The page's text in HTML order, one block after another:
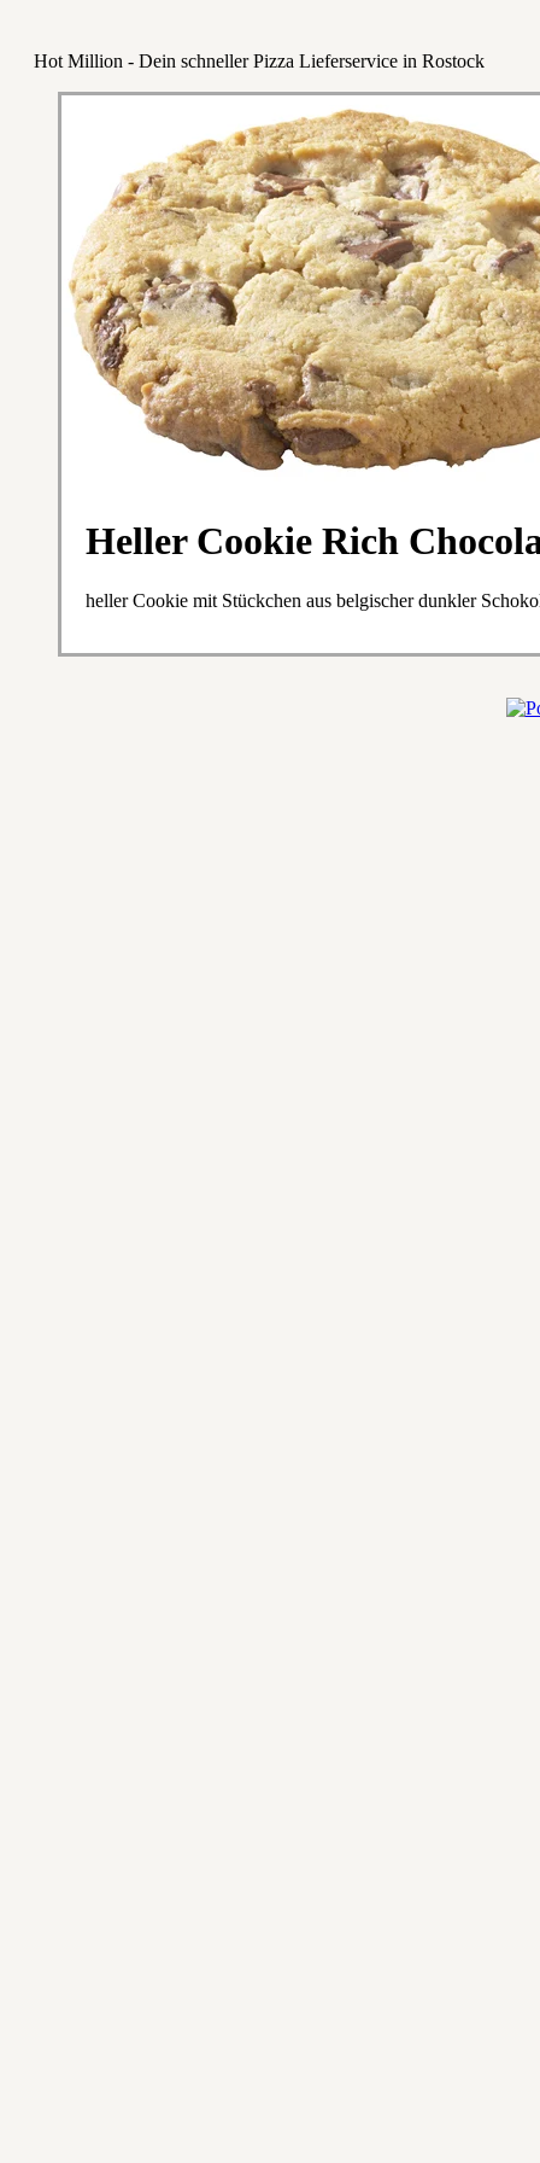
Hot Million - Dein schneller Pizza Lieferservice in Rostock
Heller Cookie Rich
heller Cookie mit Stückchen aus belgischer dunkler